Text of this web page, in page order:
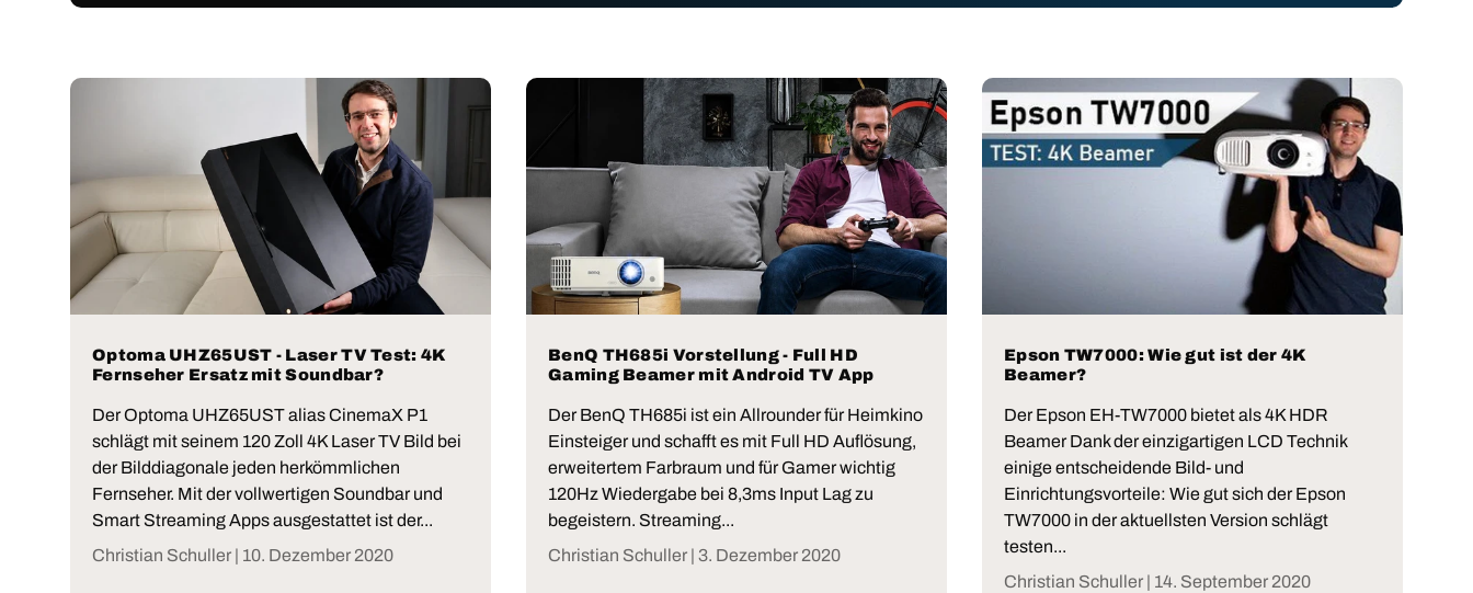
Optoma UHZ65UST - Laser TV Test: 4K
Fernseher Ersatz mit Soundbar?
Der Optoma UHZ65UST alias CinemaX P1
schlägt mit seinem 120 Zoll 4K Laser TV Bild bei
der Bilddiagonale jeden herkömmlichen
Fernseher. Mit der vollwertigen Soundbar und
Smart Streaming Apps ausgestattet ist der...
Christian Schuller | 10. Dezember 2020
BenQ TH685i Vorstellung - Full HD
Gaming Beamer mit Android TV App
Der BenQ TH685i ist ein Allrounder für Heimkino
Einsteiger und schafft es mit Full HD Auflösung,
erweitertem Farbraum und für Gamer wichtig
120Hz Wiedergabe bei 8,3ms Input Lag zu
begeistern. Streaming...
Christian Schuller | 3. Dezember 2020
Epson TW7000: Wie gut ist der 4K
Beamer?
Der Epson EH-TW7000 bietet als 4K HDR
Beamer Dank der einzigartigen LCD Technik
einige entscheidende Bild- und
Einrichtungsvorteile: Wie gut sich der Epson
TW7000 in der aktuellsten Version schlägt
testen...
Christian Schuller | 14. September 2020